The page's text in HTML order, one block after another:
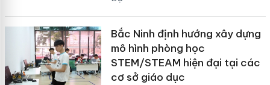
Bắc Ninh định hướng xây dựng
mô hình phòng học
STEM/STEAM hiện đại tại các
cơ sở giáo dục